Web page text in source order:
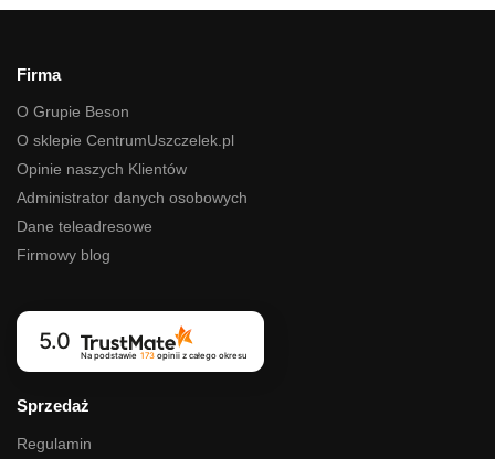
Firma
O Grupie Beson
O sklepie CentrumUszczelek.pl
Opinie naszych Klientów
Administrator danych osobowych
Dane teleadresowe
Firmowy blog
5.0
Na podstawie 173opinii z całego okresu
Sprzedaż
Regulamin